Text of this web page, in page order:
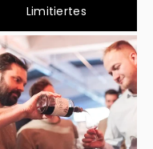
Limitiertes